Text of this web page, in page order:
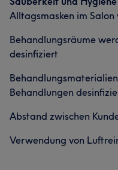
Alltagsmasken im
Behandlungsräume
desinfiziert
Behandlungen
Abstand zwischen
Verwendung von